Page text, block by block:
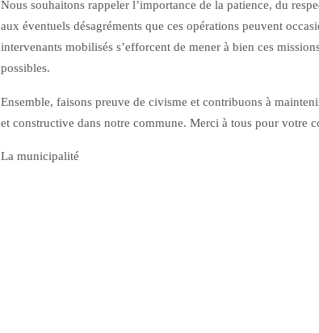
Nous souhaitons rappeler l’importance de la patience, du
aux éventuels désagréments que ces opérations peuvent
intervenants mobilisés s’efforcent de mener à bien ces
possibles.
Ensemble, faisons preuve de civisme et contribuons à
et constructive dans notre commune. Merci à tous pour votre
La municipalité